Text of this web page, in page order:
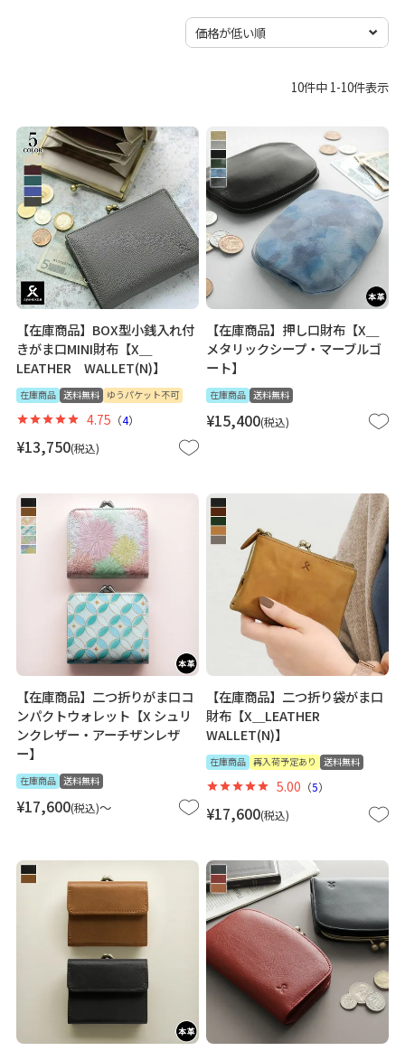
10件中 1-10件表示
【在庫商品】BOX型小銭入れ付
きがま口MINI財布【X＿
LEATHER WALLET(N)】
在庫商品 送料無料 ゆうパケット不可
¥13,750 税込
4.75 （4）
【在庫商品】押し口財布【X＿
メタリックシープ・マーブルゴ
ート】
在庫商品 送料無料
¥15,400 税込
【在庫商品】二つ折りがま口コ
ンパクトウォレット【X シュリ
ンクレザー・アーチザンレザ
ー】
在庫商品 送料無料
¥17,600 税込 〜
【在庫商品】二つ折り袋がま口
財布【X＿LEATHER
WALLET(N)】
在庫商品 再入荷予定あり 送料無料
¥17,600 税込
5.00 （5）